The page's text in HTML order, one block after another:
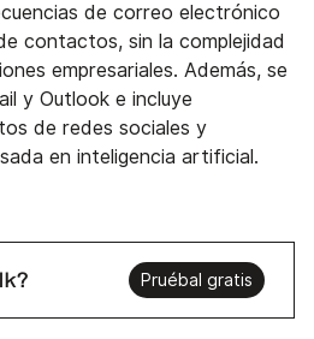
de correo electrónico
contactos, sin la complejidad
empresariales. Además, se
y Outlook e incluye
de redes sociales y
en inteligencia artificial.
Pruébal gratis